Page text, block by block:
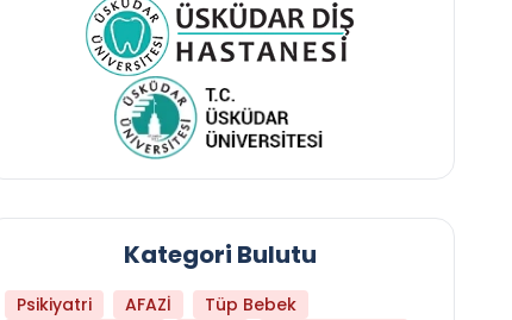
Kategori Bulutu
Psikiyatri AFAZİ
Tüp Bebek